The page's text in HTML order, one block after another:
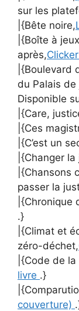
sur les
|{Bête noire,
|{Boîte à
après,
|{Boulevard
du Palais
Disponible
|{Care,
|{Ces
|{C’est un
|{Changer
|{Chansons
passer la
|{Chronique
.}
|{Climat et
zéro-déchet,
|{Code de
livre .}
couverture)